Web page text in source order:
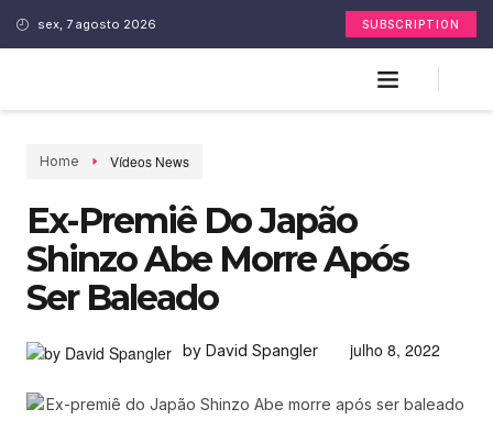
sex, 7 agosto 2026 SUBSCRIPTION
Home Vídeos News
Ex-Premiê Do Japão
Shinzo Abe Morre Após
Ser Baleado
by David Spangler julho 8, 2022